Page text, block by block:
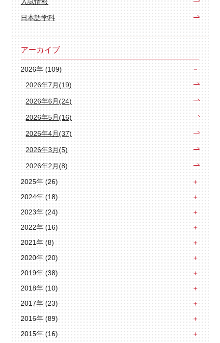
入試情報
日本語学科
アーカイブ
2026年 (109)
2026年7月(19)
2026年6月(24)
2026年5月(16)
2026年4月(37)
2026年3月(5)
2026年2月(8)
2025年 (26)
2024年 (18)
2023年 (24)
2022年 (16)
2021年 (8)
2020年 (20)
2019年 (38)
2018年 (10)
2017年 (23)
2016年 (89)
2015年 (16)